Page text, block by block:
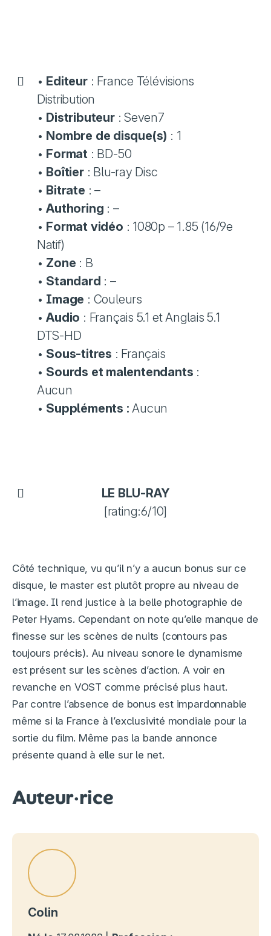
• Editeur: France Télévisions
Distribution
• Distributeur: Seven7
• Nombre de disque(s) : 1
• Format : BD-50
• Boîtier: Blu-ray Disc
• Bitrate : –
•Authoring : –
• Format vidéo : 1080p – 1.85 (16/9e
Natif)
• Zone : B
• Standard : –
• Image : Couleurs
•Audio : Français 5.1 et Anglais 5.1
DTS-HD
• Sous-titres : Français
• Sourds et malentendants :
Aucun
• Suppléments :Aucun
LE BLU-RAY
[rating:6/10]
Côté technique, vu qu’il n’y a aucun bonus sur ce
disque, le master est plutôt propre au niveau de
l’image. Il rend justice à la belle photographie de
Peter Hyams. Cependant on note qu’elle manque de
finesse sur les scènes de nuits (contours pas
toujours précis). Au niveau sonore le dynamisme
est présent sur les scènes d’action. A voir en
revanche en VOST comme précisé plus haut.
Par contre l’absence de bonus est impardonnable
même si la France à l’exclusivité mondiale pour la
sortie du film. Même pas la bande annonce
présente quand à elle sur le net.
Auteur·rice
Colin